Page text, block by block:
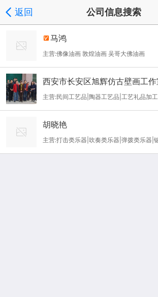
返回 公司信息搜索
马鸿
主营:佛像油画 敦煌油画 吴哥大佛油画
西安市长安区旭辉仿古壁画工作
主营:民间工艺品|陶器工艺品|工艺礼品加
胡晓艳
主营:打击类乐器|吹奏类乐器|弹拨类乐器|
舞台装|乐器配件